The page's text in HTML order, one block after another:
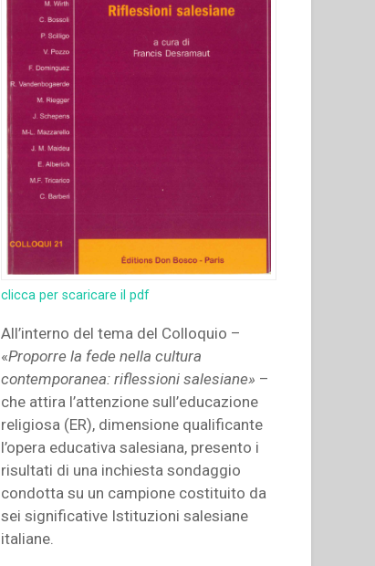
o
número
clicca per scaricare il pdf
All’interno del tema del Colloquio –
«Proporre la fede nella cultura
contemporanea: riflessioni salesiane» –
che attira l’attenzione sull’educazione
religiosa (ER), dimensione qualificante
l’opera educativa salesiana, presento i
risultati di una inchiesta sondaggio
condotta su un campione costituito da
sei significative Istituzioni salesiane
italiane.